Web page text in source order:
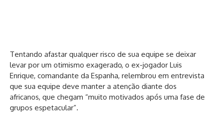
Tentando afastar qualquer risco de sua equipe se deixar
levar por um otimismo exagerado, o ex-jogador Luis
Enrique, comandante da Espanha, relembrou em entrevista
que sua equipe deve manter a atenção diante dos
africanos, que chegam “muito motivados após uma fase de
grupos espetacular”.